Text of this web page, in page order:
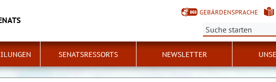
GEBÄRDENSPRACHE
Suche:
SENATSRESSORTS NEWSLETTER